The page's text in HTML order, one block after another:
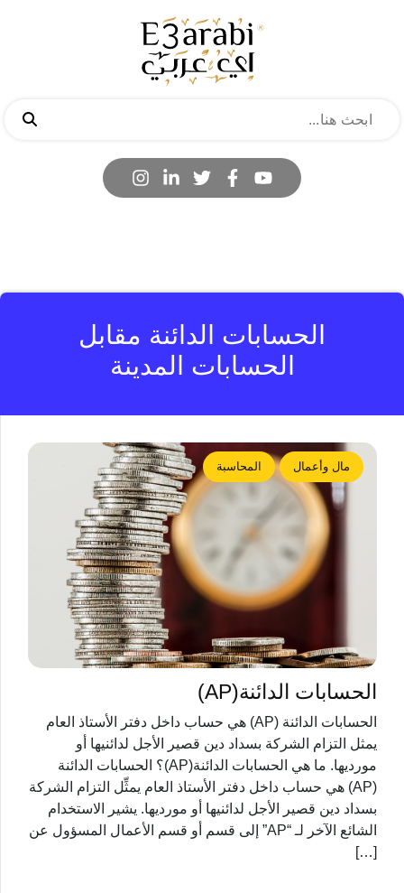
الحسابات الدائنة مقابل
الحسابات المدينة
مال وأعمال المحاسبة
الحسابات الدائنة(AP)
الحسابات الدائنة (AP) هي حساب داخل دفتر الأستاذ العام
يمثل التزام الشركة بسداد دين قصير الأجل لدائنيها أو
مورديها. ما هي الحسابات الدائنة(AP)؟ الحسابات الدائنة
(AP) هي حساب داخل دفتر الأستاذ العام يمثِّل التزام الشركة
بسداد دين قصير الأجل لدائنيها أو مورديها. يشير الاستخدام
الشائع الآخر لـ “AP” إلى قسم أو قسم الأعمال المسؤول عن
[…]